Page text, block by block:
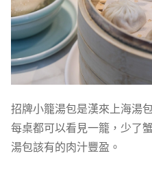
招牌小籠湯包是漢來上海湯
每桌都可以看見一籠，少了
湯包該有的肉汁豐盈。